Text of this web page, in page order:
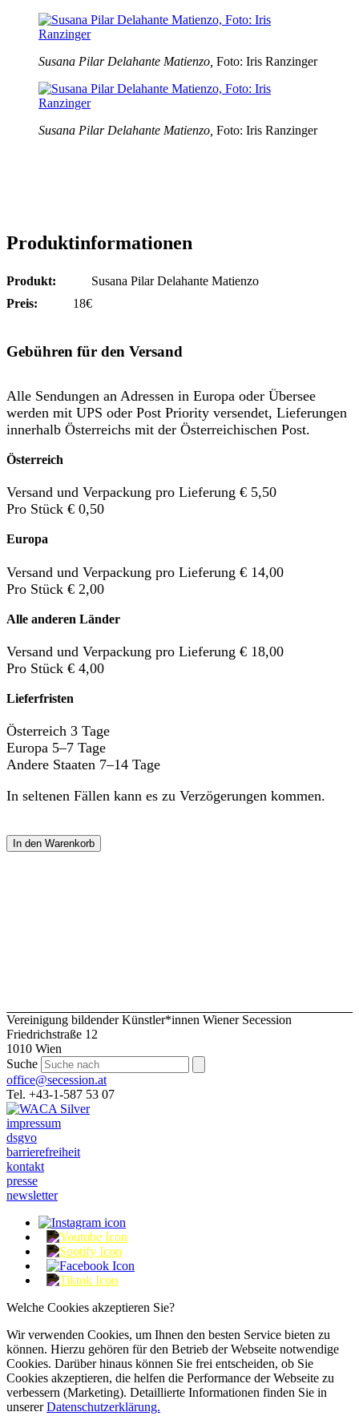
Susana Pilar Delahante Matienzo, Foto: Iris Ranzinger
Susana Pilar Delahante Matienzo, Foto: Iris Ranzinger
Produktinformationen
Produkt:
Susana Pilar Delahante Matienzo
Preis:
18€
Gebühren für den Versand
Alle Sendungen an Adressen in Europa oder Übersee
werden mit UPS oder Post Priority versendet, Lieferungen
innerhalb Österreichs mit der Österreichischen Post.
Österreich
Versand und Verpackung pro Lieferung € 5,50
Pro Stück € 0,50
Europa
Versand und Verpackung pro Lieferung € 14,00
Pro Stück € 2,00
Alle anderen Länder
Versand und Verpackung pro Lieferung € 18,00
Pro Stück € 4,00
Lieferfristen
Österreich 3 Tage
Europa 5–7 Tage
Andere Staaten 7–14 Tage
In seltenen Fällen kann es zu Verzögerungen kommen.
In den Warenkorb
Vereinigung bildender Künstler*innen Wiener Secession
Friedrichstraße 12
1010 Wien
Suche
office@secession.at
Tel. +43-1-587 53 07
impressum
dsgvo
barrierefreiheit
kontakt
presse
newsletter
Welche Cookies akzeptieren Sie?
Wir verwenden Cookies, um Ihnen den besten Service bieten zu
können. Hierzu gehören für den Betrieb der Webseite notwendige
Cookies. Darüber hinaus können Sie frei entscheiden, ob Sie
Cookies akzeptieren, die helfen die Performance der Webseite zu
verbessern (Marketing). Detaillierte Informationen finden Sie in
unsererDatenschutzerklärung.